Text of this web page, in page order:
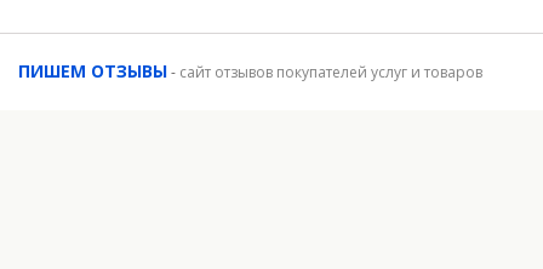
ПИШЕМ ОТЗЫВЫ- сайт отзывов покупателей услуг и товаров